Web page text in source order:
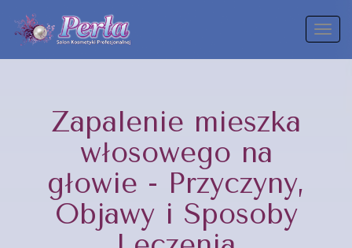
Zapalenie mieszka
włosowego na
głowie - Przyczyny,
Objawy i Sposoby